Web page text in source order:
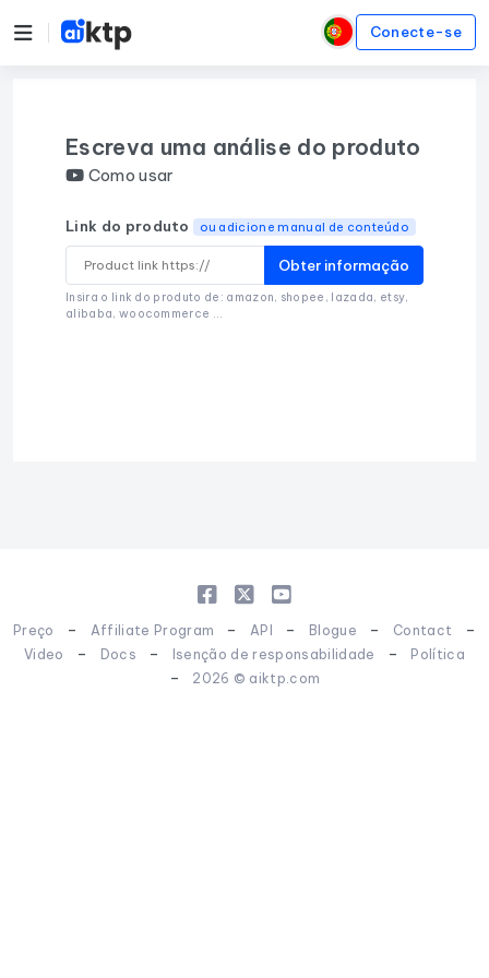
Conecte-se
Escreva uma análise do produto
Como usar
Link do produto ou adicione manual de conteúdo
Obter informação
Insira o link do produto de: amazon, shopee, lazada, etsy,
alibaba, woocommerce ...
Preço - Affiliate Program - API - Blogue - Contact -
Video - Docs - Isenção de responsabilidade - Política
- 2026 © aiktp.com